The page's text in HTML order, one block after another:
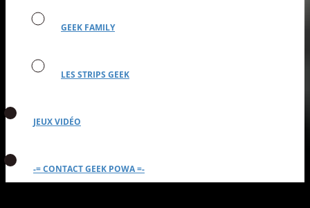
GEEK FAMILY
LES STRIPS GEEK
JEUX VIDÉO
-= CONTACT GEEK POWA =-